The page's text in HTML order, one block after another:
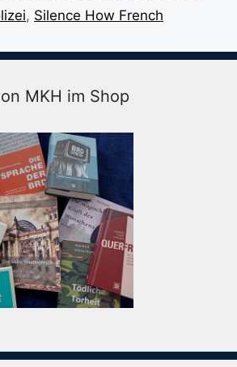
, Silence How French
MKH im Shop